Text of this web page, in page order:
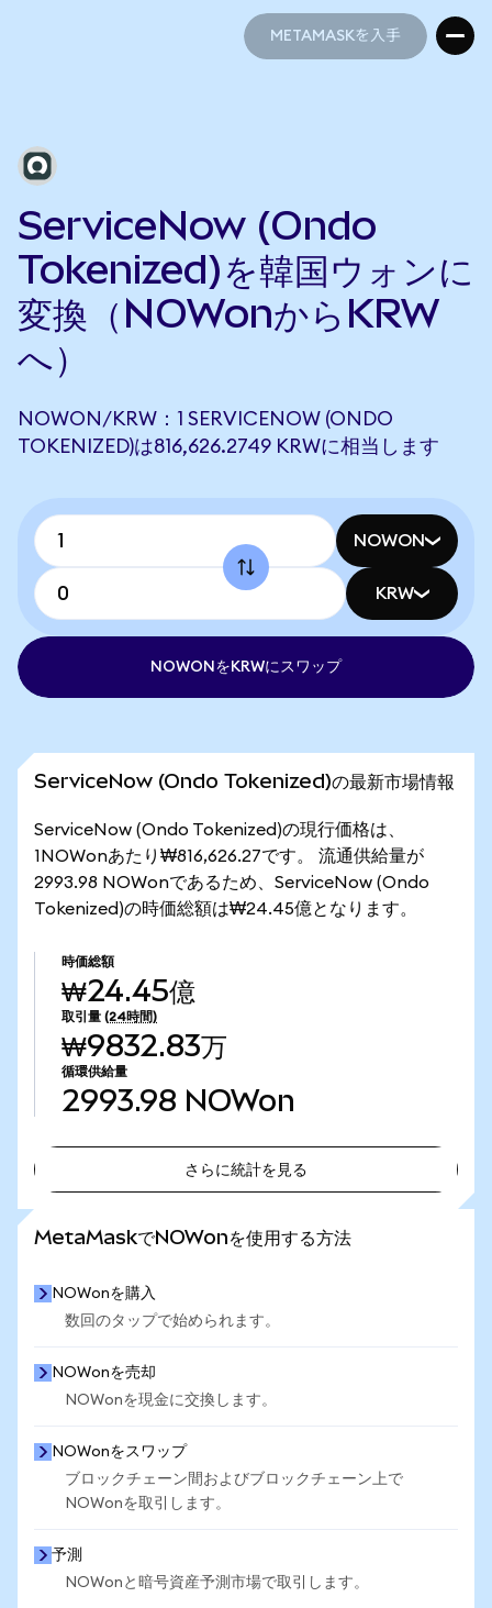
METAMASKを入手
ServiceNow (Ondo
Tokenized)を韓国ウォンに
変換（NOWonからKRW
へ）
NOWON/KRW：1 SERVICENOW (ONDO
TOKENIZED)は816,626.2749 KRWに相当します
NOWON
KRW
NOWONをKRWにスワップ
ServiceNow (Ondo Tokenized)の最新市場情報
ServiceNow (Ondo Tokenized)の現行価格は、
1NOWonあたり₩816,626.27です。 流通供給量が
2993.98 NOWonであるため、ServiceNow (Ondo
Tokenized)の時価総額は₩24.45億となります。
時価総額
₩24.45億
取引量 (24時間)
₩9832.83万
循環供給量
2993.98 NOWon
さらに統計を見る
MetaMaskでNOWonを使用する方法
NOWonを購入
数回のタップで始められます。
NOWonを売却
NOWonを現金に交換します。
NOWonをスワップ
ブロックチェーン間およびブロックチェーン上で
NOWonを取引します。
予測
NOWonと暗号資産予測市場で取引します。